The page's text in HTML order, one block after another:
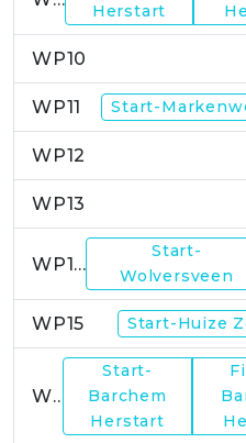
Herstart
WP10
WP11 Start-
WP12
WP13
WP14
Start-
Wolversveen
WP15 Start-Huize
WP17
Start-
Barchem
Herstart